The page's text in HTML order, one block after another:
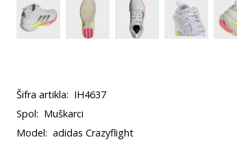
Šifra artikla: IH4637
Spol: Muškarci
Model: adidas Crazyflight